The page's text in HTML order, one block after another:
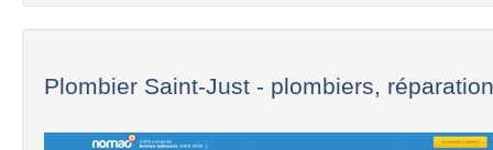
Plombier Saint-Just - plombiers,